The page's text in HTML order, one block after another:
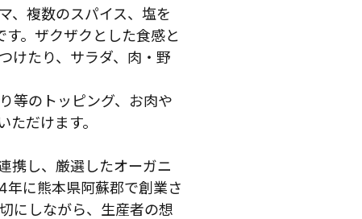
、複数のスパイス、塩を
。ザクザクとした食感と
けたり、サラダ、肉・野
等のトッピング、お肉や
だけます。
携し、厳選したオーガニ
年に熊本県阿蘇郡で創業さ
にしながら、生産者の想